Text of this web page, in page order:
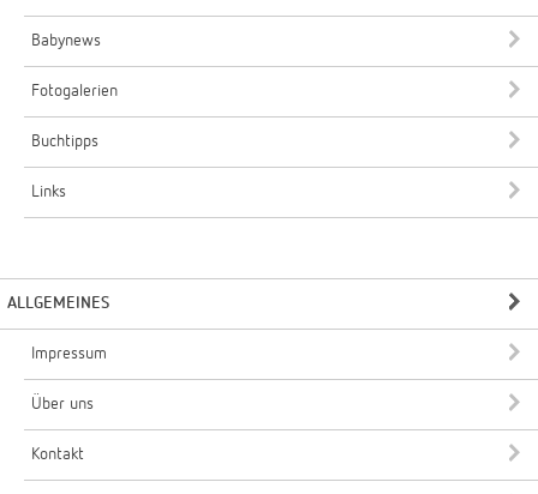
Babynews
Fotogalerien
Buchtipps
Links
ALLGEMEINES
Impressum
Über uns
Kontakt